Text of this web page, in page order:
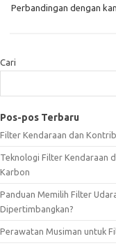
Perbandingan dengan
Cari
Pos-pos Terbaru
Filter Kendaraan dan
Teknologi Filter Kendaraan
Karbon
Panduan Memilih Filter
Dipertimbangkan?
Perawatan Musiman untuk